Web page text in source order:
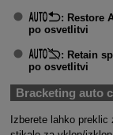
: Restore
po osvetlitvi
: Retain
po osvetlitvi
Bracketing auto
Izberete lahko